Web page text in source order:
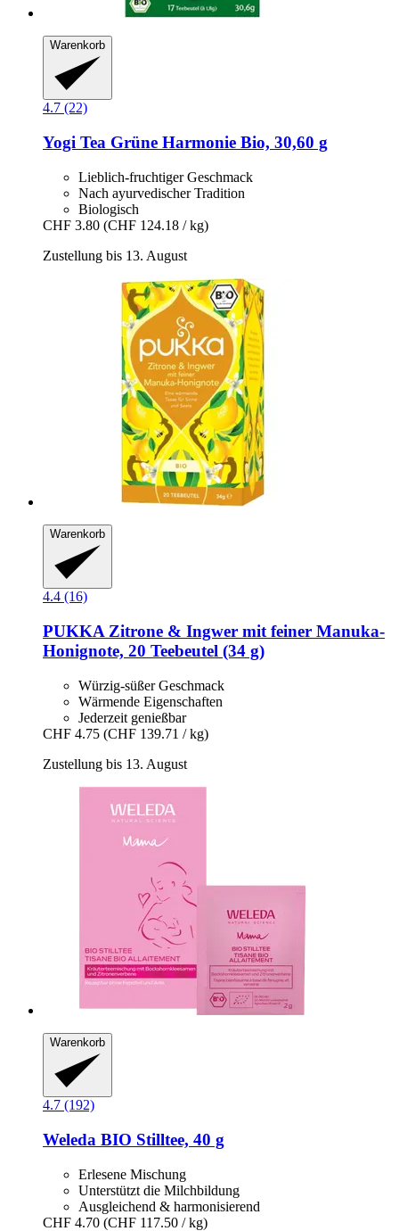
Warenkorb
4.7 (22)
Yogi Tea Grüne Harmonie Bio, 30,60 g
Lieblich-fruchtiger Geschmack
Nach ayurvedischer Tradition
Biologisch
CHF 3.80 (CHF 124.18 / kg)
Zustellung bis 13. August
Warenkorb
4.4 (16)
PUKKA Zitrone & Ingwer mit feiner Manuka-​
Honignote, 20 Teebeutel (34 g)
Würzig-süßer Geschmack
Wärmende Eigenschaften
Jederzeit genießbar
CHF 4.75 (CHF 139.71 / kg)
Zustellung bis 13. August
Warenkorb
4.7 (192)
Weleda BIO Stilltee, 40 g
Erlesene Mischung
Unterstützt die Milchbildung
Ausgleichend & harmonisierend
CHF 4.70 (CHF 117.50 / kg)